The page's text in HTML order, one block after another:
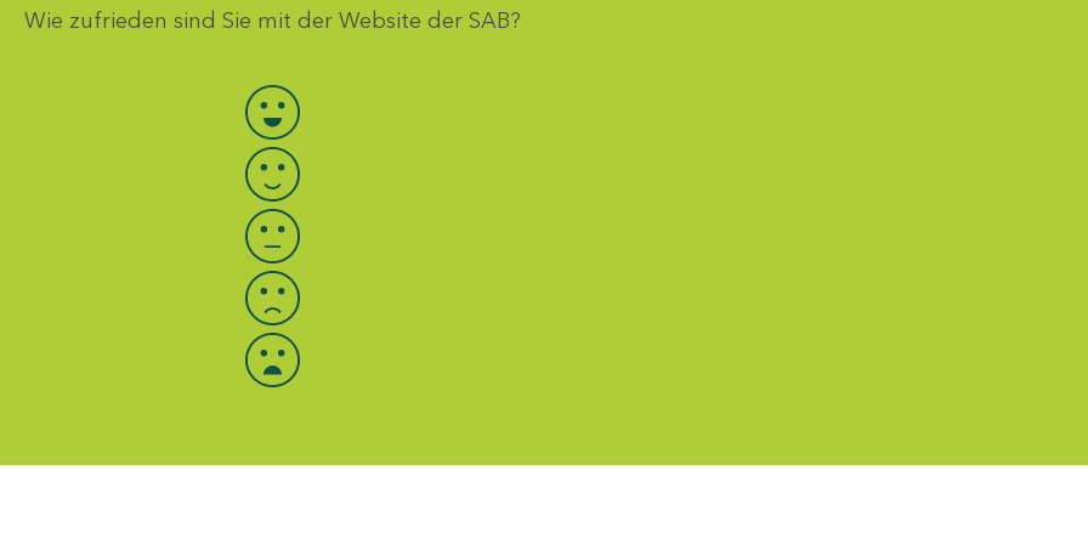
Wie zufrieden sind Sie mit der Website der SAB?
Bewertung auswählen